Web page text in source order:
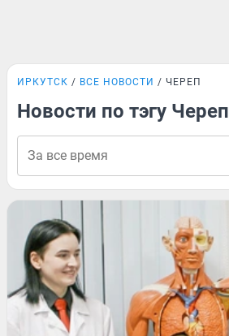
ИРКУТСК ВСЕ НОВОСТИ ЧЕРЕП
Новости по тэгу Череп